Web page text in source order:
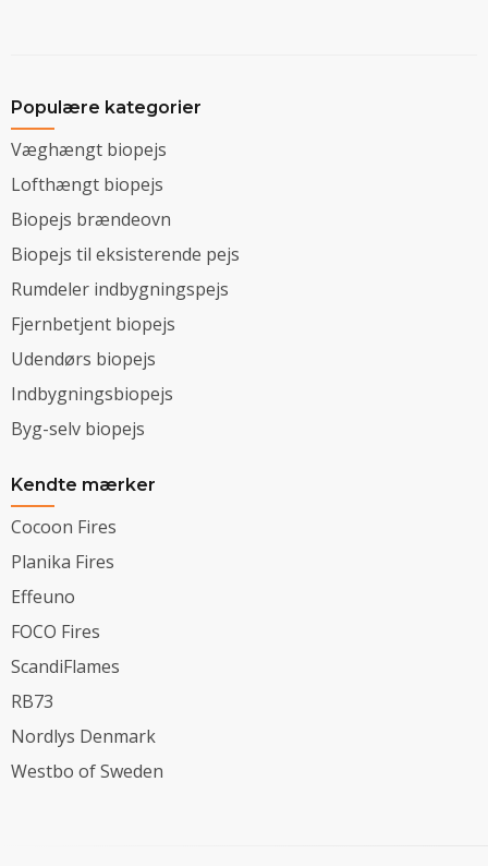
Populære kategorier
Væghængt biopejs
Lofthængt biopejs
Biopejs brændeovn
Biopejs til eksisterende pejs
Rumdeler indbygningspejs
Fjernbetjent biopejs
Udendørs biopejs
Indbygningsbiopejs
Byg-selv biopejs
Kendte mærker
Cocoon Fires
Planika Fires
Effeuno
FOCO Fires
ScandiFlames
RB73
Nordlys Denmark
Westbo of Sweden